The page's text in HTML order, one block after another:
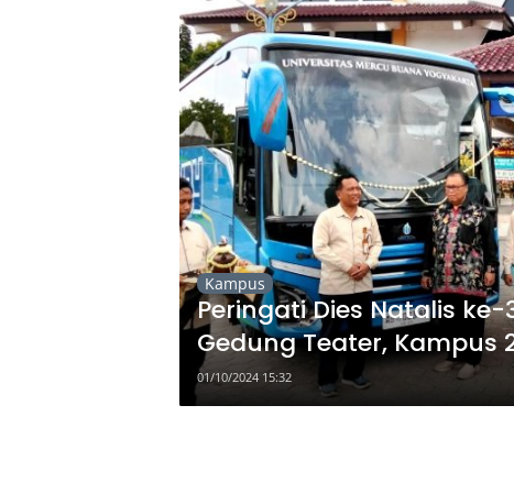
Kampus
Peringati Dies Natalis ke-
Gedung Teater, Kampus
Lantai
01/10/2024 15:32